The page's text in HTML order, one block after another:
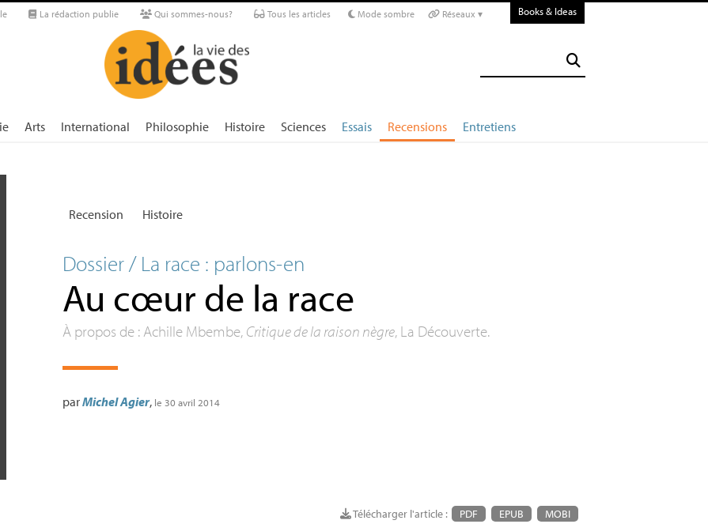
La rédaction publie Qui sommes-nous? Tous les articles Mode sombre Réseaux ▾ Books & Ideas
Arts International Philosophie Histoire Sciences Essais Recensions Entretiens
Recension Histoire
Dossier / La race : parlons-en
Au cœur de la race
À propos de : Achille Mbembe, Critique de la raison nègre, La Découverte.
parMichel Agier, le 30 avril 2014
Télécharger l'article : PDF EPUB MOBI